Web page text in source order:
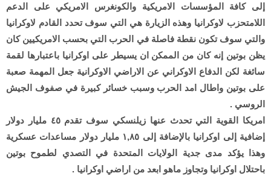
إلى كافة المؤسسات الامريكية والكونغرس الامريكي على الدعم
اللامتحزب لاوكرانيا وهذه الزيارة هي التي سوف تحدد القادم لاوكرانيا
والتي سوف تكون نقطة فاصلة في الحرب التي بحسب الامريكيين كان
يظن بوتين إنه كان من الممكن ان يسيطر على اوكرانيا باعتبارها لقمة
سائغة لكن الدفاع الاوكراني عن الاراضي الاوكرانية جعل المهمة صعبة
على بوتين واطال امد الحرب وسبب خسائر كبيرة في صفوف الجيش
الروسي .
امريكا القوية التي تحدث عنها زيلنسكي سوف تقدم ٤٥ مليار دولار
إضافية إلى اوكرانيا بالإضافة إلى ١,٨٥ مليار دولار مساعدات عسكرية
وهذا يؤكد مدى جدية الولايات المتحدة في التصدي لطموح بوتين
باحتلال اوكرانيا وتجاوز ماهو ابعد من اراضي اوكرانيا .